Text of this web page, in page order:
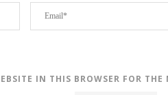
IN THIS BROWSER FOR